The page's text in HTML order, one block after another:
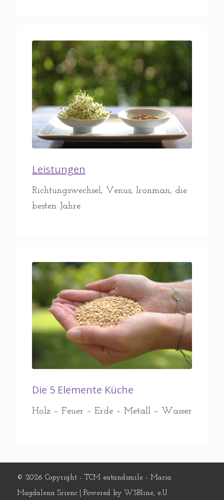
Leistungen
Richtungswechsel, Venus, Ironman, die
besten Jahre
Die 5 Elemente Küche
Holz – Feuer – Erde – Metall – Wasser
© 2026 Copyright - TCM eatandsmile - Maria
Magdalena Srienc | Powered by W3Bline, e.U.